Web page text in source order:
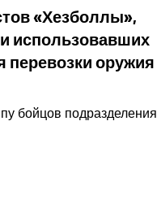
«Хезболлы»,
использовавших
оружия
бойцов подразделения